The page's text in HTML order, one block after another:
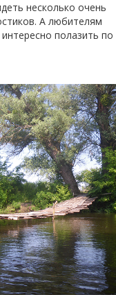
несколько очень
А любителям
полазить по